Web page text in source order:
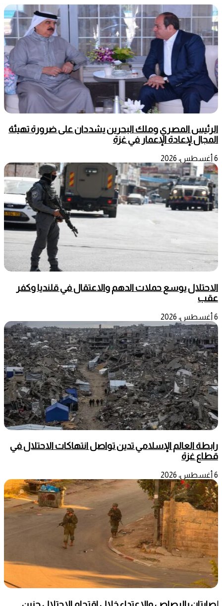
الرئيس المصري وملك البحرين يشددان على ضرورة تهيئة
المجال لإعادة الإعمار في غزة
6 أغسطس، 2026
الاحتلال يوسع حملات الدهم والاعتقال في قلنديا وكفر
عقب
6 أغسطس، 2026
رابطة العالم الإسلامي تدين تواصل انتهاكات الاحتلال في
قطاع غزة
6 أغسطس، 2026